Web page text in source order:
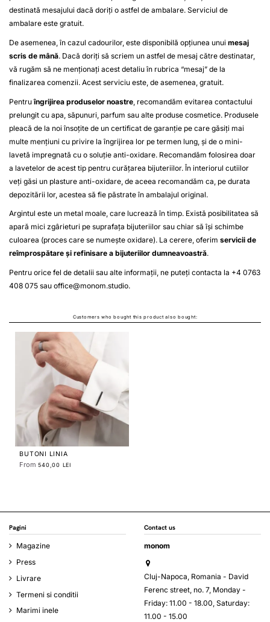
destinată mesajului dacă doriți o astfel de ambalare. Serviciul de
ambalare este gratuit.
De asemenea, în cazul cadourilor, este disponibilă opțiunea unui mesaj
scris de mână. Dacă doriți să scriem un astfel de mesaj către destinatar,
vă rugăm să ne menționați acest detaliu în rubrica “mesaj” de la
finalizarea comenzii. Acest serviciu este, de asemenea, gratuit.
Pentruîngrijirea produselor noastre , recomandăm evitarea contactului
prelungit cu apa, săpunuri, parfum sau alte produse cosmetice. Produsele
pleacă de la noi însoțite de un certificat de garanție pe care găsiți mai
multe mențiuni cu privire la îngrijirea lor pe termen lung, și de o mini-
lavetă impregnată cu o soluție anti-oxidare. Recomandăm folosirea doar
a lavetelor de acest tip pentru curățarea bijuteriilor. În interiorul cutiilor
veți găsi un plasture anti-oxidare, de aceea recomandăm ca, pe durata
depozitării lor, acestea să fie păstrate în ambalajul original.
Argintul este un metal moale, care lucrează în timp. Există posibilitatea să
apară mici zgârieturi pe suprafața bijuteriilor sau chiar să își schimbe
culoarea (proces care se numește oxidare). La cerere, oferim servicii de
reîmprospătare și refinisare a bijuteriilor dumneavoastră.
Pentru orice fel de detalii sau alte informații, ne puteți contacta la +4 0763
408 075 sau office@monom.studio.
Customers who bought this product also bought:
BUTONI LINIA
From540,00 LEI
Pagini
Magazine
Press
Livrare
Termeni si conditii
Marimi inele
Contact us
monom
Cluj-Napoca, Romania - David
Ferenc street, no. 7, Monday -
Friday: 11.00 - 18.00, Saturday:
11.00 - 15.00